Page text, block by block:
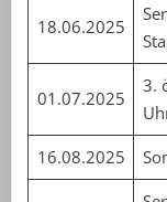
18.06.2025
01.07.2025
3.
16.08.2025